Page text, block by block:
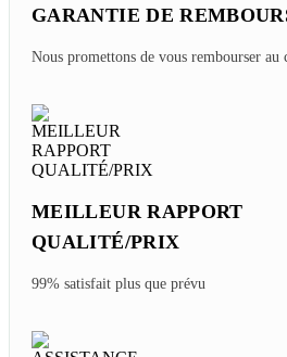
Thursday, 05/21/2026
Quoc ?